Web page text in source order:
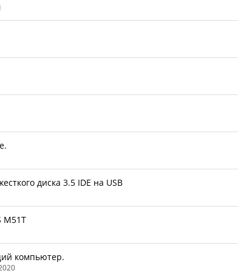
диска 3.5 IDE на USB
М51Т
компьютер.